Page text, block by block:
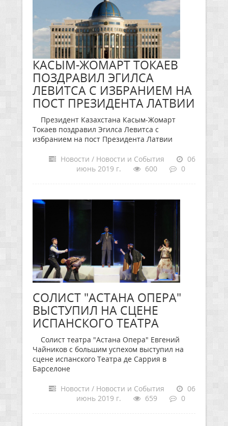
КАСЫМ-ЖОМАРТ ТОКАЕВ
ПОЗДРАВИЛ ЭГИЛСА
ЛЕВИТСА С ИЗБРАНИЕМ НА
ПОСТ ПРЕЗИДЕНТА ЛАТВИИ
Президент Казахстана Касым-Жомарт
Токаев поздравил Эгилса Левитса с
избранием на пост Президента Латвии
Новости / Новости и События
06
июнь 2019 г.
600 0
СОЛИСТ "АСТАНА ОПЕРА"
ВЫСТУПИЛ НА СЦЕНЕ
ИСПАНСКОГО ТЕАТРА
Солист театра "Астана Опера" Евгений
Чайников с большим успехом выступил на
сцене испанского Театра де Саррия в
Барселоне
Новости / Новости и События
06
июнь 2019 г.
659 0